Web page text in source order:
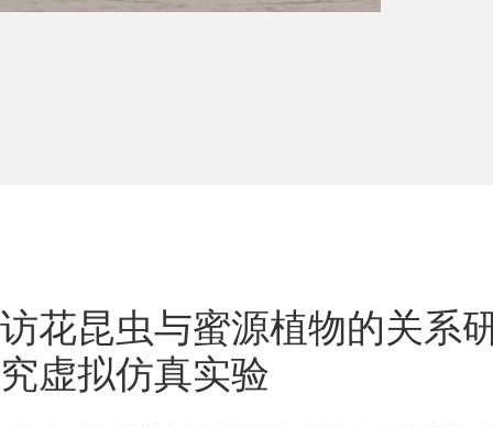
访花昆虫与蜜源植物的关系
究虚拟仿真实验